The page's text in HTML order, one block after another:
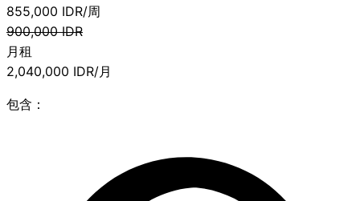
855,000 IDR/周
900,000 IDR
月租
2,040,000 IDR/月
包含：